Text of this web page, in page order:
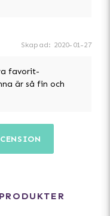
Skapad: 2020-01-27
favorit-
är så fin och